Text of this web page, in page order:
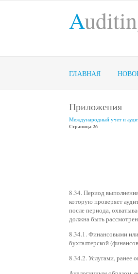
A
ГЛАВНАЯ
Приложения
Международный учет и
Страница 26
8.34. Период
которую проверяет
после периода,
должна быть
8.34.1. Финансовыми
бухгалтерской
8.34.2. Услугами, ранее